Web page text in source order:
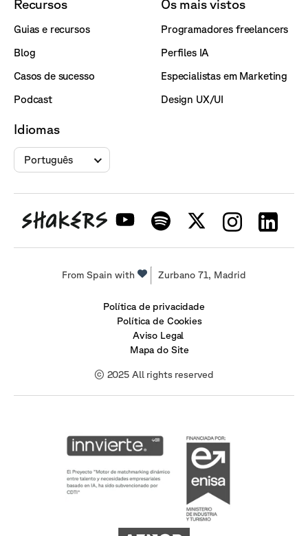
Recursos
Guias e recursos
Blog
Casos de sucesso
Podcast
Os mais vistos
Programadores freelancers
Perfiles IA
Especialistas em Marketing
Design UX/UI
Idiomas
Português
From Spain with Zurbano 71, Madrid
Política de privacidade
Política de Cookies
Aviso Legal
Mapa do Site
© 2025 All rights reserved